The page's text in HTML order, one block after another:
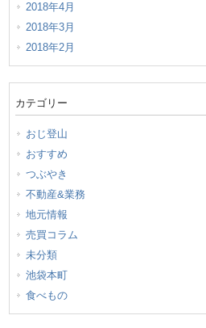
2018年4月
2018年3月
2018年2月
カテゴリー
おじ登山
おすすめ
つぶやき
不動産&業務
地元情報
売買コラム
未分類
池袋本町
食べもの